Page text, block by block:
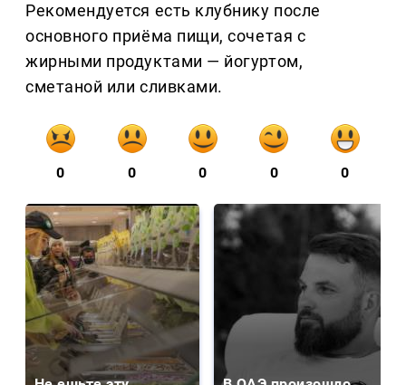
Рекомендуется есть клубнику после
основного приёма пищи, сочетая с
жирными продуктами — йогуртом,
сметаной или сливками.
0 0 0 0 0